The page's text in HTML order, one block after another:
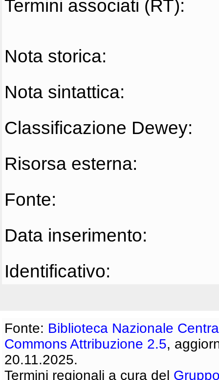
Termini associati (RT):
Nota storica:
Nota sintattica:
Classificazione Dewey:
Risorsa esterna:
Fonte:
Data inserimento:
Identificativo:
Fonte: Biblioteca Nazionale
Commons Attribuzione 2.5,
20.11.2025.
Termini regionali a cura del